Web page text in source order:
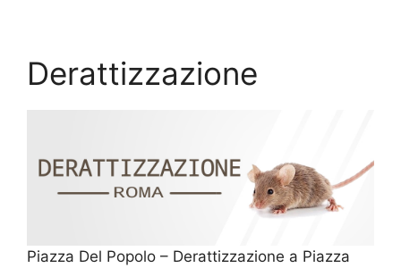
Derattizzazione
Piazza Del Popolo – Derattizzazione a Piazza